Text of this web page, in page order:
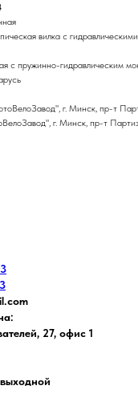
вилка с
с пружинно-гидравлическим
г. Минск, пр-т
г. Минск, пр-т
27, офис 1